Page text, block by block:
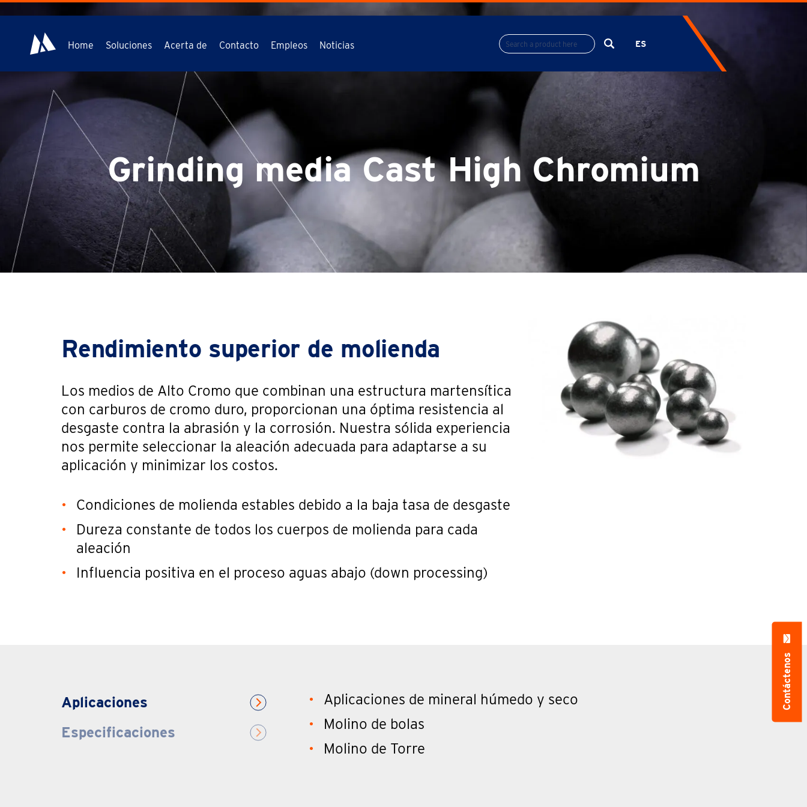
Home Soluciones Acerta de Contacto Empleos Noticias ES
FR
Grinding media Cast High Chromium
Rendimiento superior de molienda
Los medios de Alto Cromo que combinan una estructura martensítica
con carburos de cromo duro, proporcionan una óptima resistencia al
desgaste contra la abrasión y la corrosión. Nuestra sólida experiencia
nos permite seleccionar la aleación adecuada para adaptarse a su
aplicación y minimizar los costos.
Condiciones de molienda estables debido a la baja tasa de desgaste
Dureza constante de todos los cuerpos de molienda para cada
aleación
Influencia positiva en el proceso aguas abajo (down processing)
Aplicaciones
Especificaciones
Aplicaciones de mineral húmedo y seco
Molino de bolas
Molino de Torre
Contáctenos